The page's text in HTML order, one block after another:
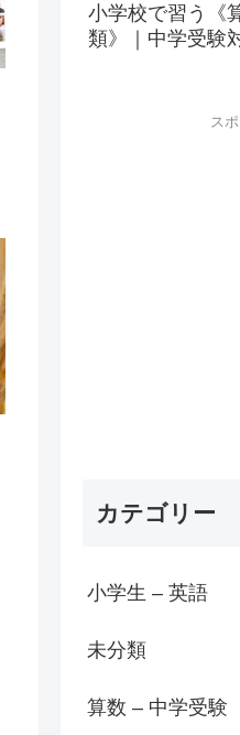
小学校で習う《
類》｜中学受験
ス
カテゴリー
小学生 – 英語
未分類
算数 – 中学受験